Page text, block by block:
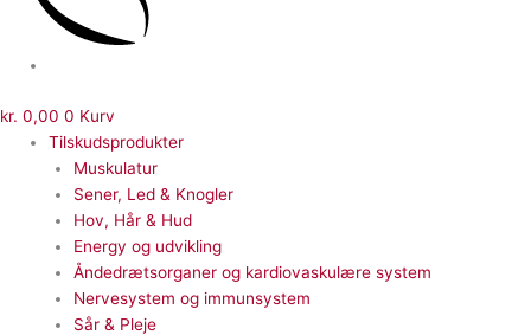
kr. 0,00 0 Kurv
Tilskudsprodukter
Muskulatur
Sener, Led & Knogler
Hov, Hår & Hud
Energy og udvikling
Åndedrætsorganer og kardiovaskulære system
Nervesystem og immunsystem
Sår & Pleje